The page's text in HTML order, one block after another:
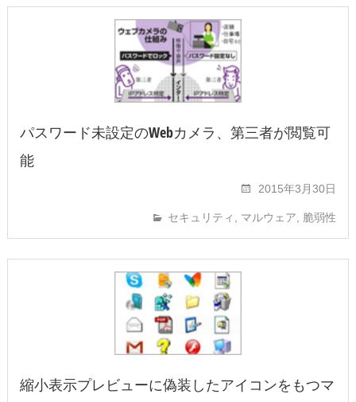
パスワード未設定のWebカメラ、第三者が閲覧可
能
2015年3月30日
セキュリティ マルウェア 脆弱性
縮小表示プレビューに偽装したアイコンをもつマ